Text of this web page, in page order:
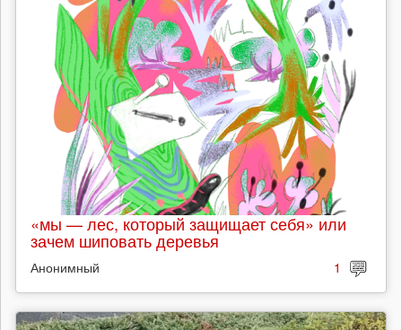
«мы — лес, который защищает себя» или
зачем шиповать деревья
Анонимный 1